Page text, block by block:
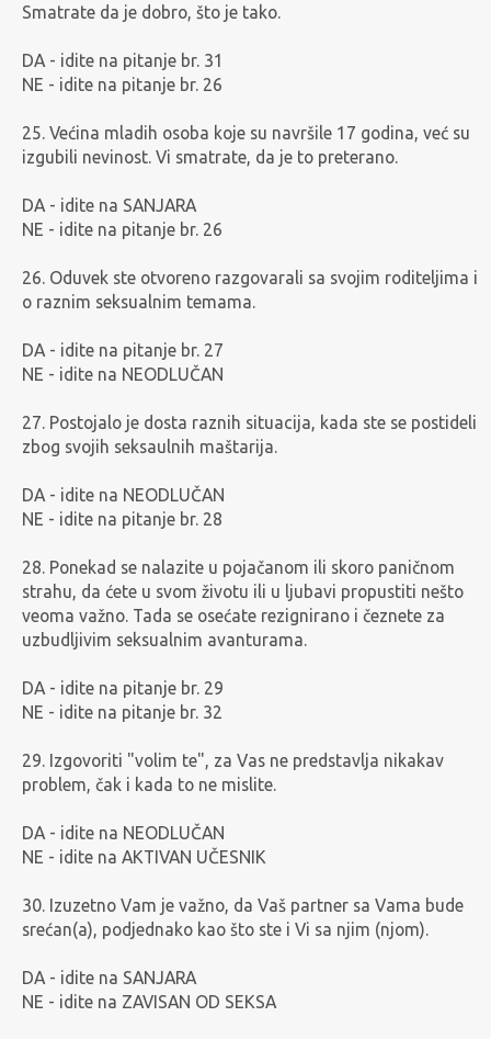
Smatrate da je dobro, što je tako.
DA - idite na pitanje br. 31
NE - idite na pitanje br. 26
25. Većina mladih osoba koje su navršile 17 godina, već su
izgubili nevinost. Vi smatrate, da je to preterano.
DA - idite na SANJARA
NE - idite na pitanje br. 26
26. Oduvek ste otvoreno razgovarali sa svojim roditeljima i
o raznim seksualnim temama.
DA - idite na pitanje br. 27
NE - idite na NEODLUČAN
27. Postojalo je dosta raznih situacija, kada ste se postideli
zbog svojih seksaulnih maštarija.
DA - idite na NEODLUČAN
NE - idite na pitanje br. 28
28. Ponekad se nalazite u pojačanom ili skoro paničnom
strahu, da ćete u svom životu ili u ljubavi propustiti nešto
veoma važno. Tada se osećate rezignirano i čeznete za
uzbudljivim seksualnim avanturama.
DA - idite na pitanje br. 29
NE - idite na pitanje br. 32
29. Izgovoriti "volim te", za Vas ne predstavlja nikakav
problem, čak i kada to ne mislite.
DA - idite na NEODLUČAN
NE - idite na AKTIVAN UČESNIK
30. Izuzetno Vam je važno, da Vaš partner sa Vama bude
srećan(a), podjednako kao što ste i Vi sa njim (njom).
DA - idite na SANJARA
NE - idite na ZAVISAN OD SEKSA